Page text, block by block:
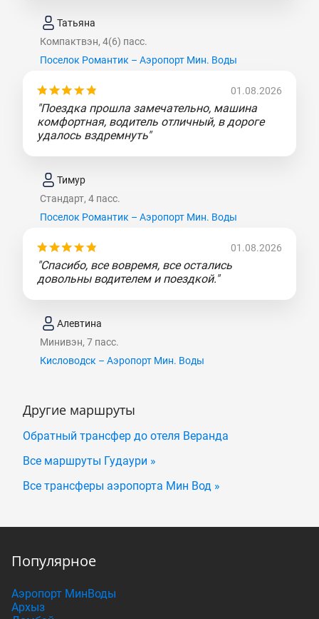
Татьяна
Компактвэн, 4(6) пасс.
Поселок Романтик – Аэропорт Мин. Воды
01.08.2026
"Поездка прошла замечательно, машина
комфортная, водитель отличный, в дороге
удалось вздремнуть"
Тимур
Стандарт, 4 пасс.
Поселок Романтик – Аэропорт Мин. Воды
01.08.2026
"Спасибо, все вовремя, все остались
довольны водителем и поездкой."
Алевтина
Минивэн, 7 пасс.
Кисловодск – Аэропорт Мин. Воды
Другие маршруты
Обратный трансфер до отеля Веранда
Все маршруты Гудаури »
Все трансферы аэропорта Мин Вод »
Популярное
Аэропорт МинВоды
Архыз